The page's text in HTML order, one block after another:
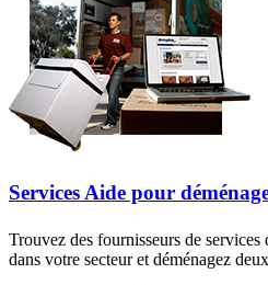
Services Aide pour
Trouvez des fournisseurs de
dans votre secteur et déménagez